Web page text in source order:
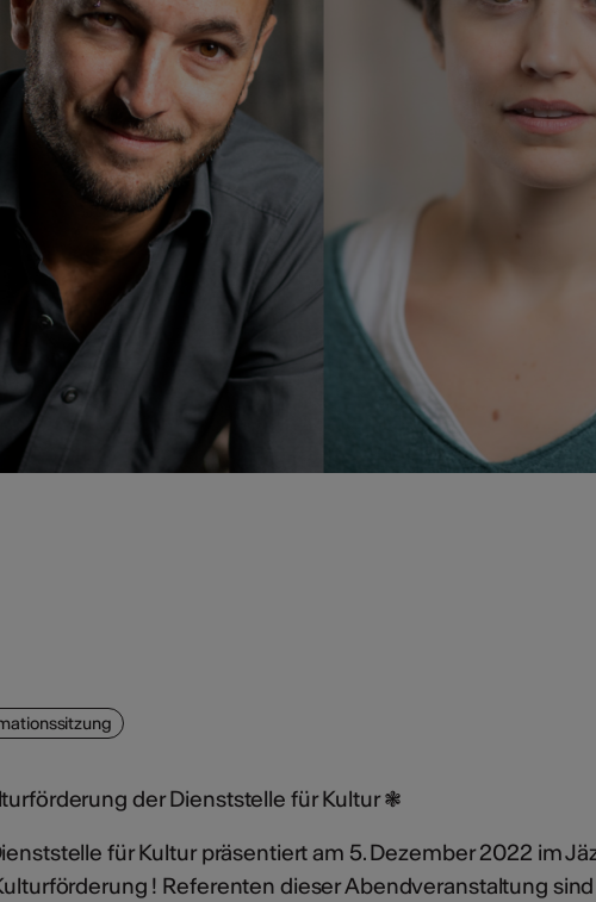
der Dienststelle für Kultur ❃
für Kultur präsentiert am 5. Dezember 2022 im
! Referenten dieser Abendveranstaltung